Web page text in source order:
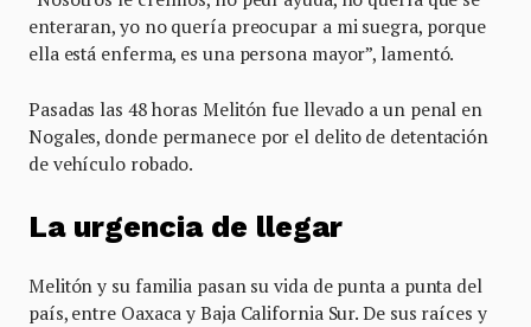
enteraran, yo no quería preocupar a mi suegra, porque
ella está enferma, es una persona mayor”, lamentó.
Pasadas las 48 horas Melitón fue llevado a un penal en
Nogales, donde permanece por el delito de detentación
de vehículo robado.
La urgencia de llegar
Melitón y su familia pasan su vida de punta a punta del
país, entre Oaxaca y Baja California Sur. De sus raíces y